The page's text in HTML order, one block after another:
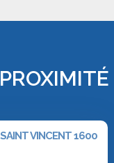
VINCENT 1600